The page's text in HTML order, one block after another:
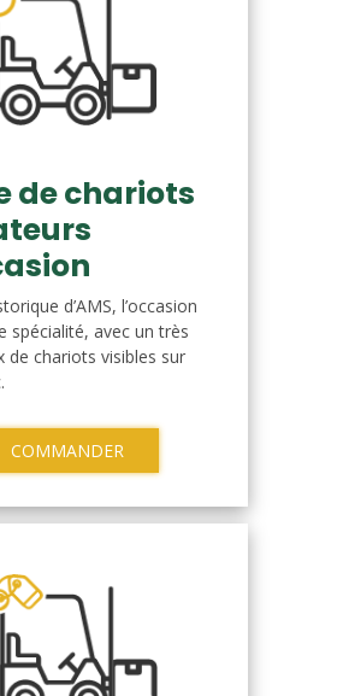
de chariots
d’AMS, l’occasion
spécialité, avec un très
de chariots visibles sur
COMMANDER